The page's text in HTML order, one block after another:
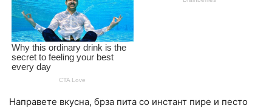
Направете вкусна, брза пита со инстант пире и песто